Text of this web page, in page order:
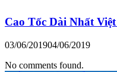
Cao Tốc Dài Nhất
03/06/201904/06/2019
No comments found.